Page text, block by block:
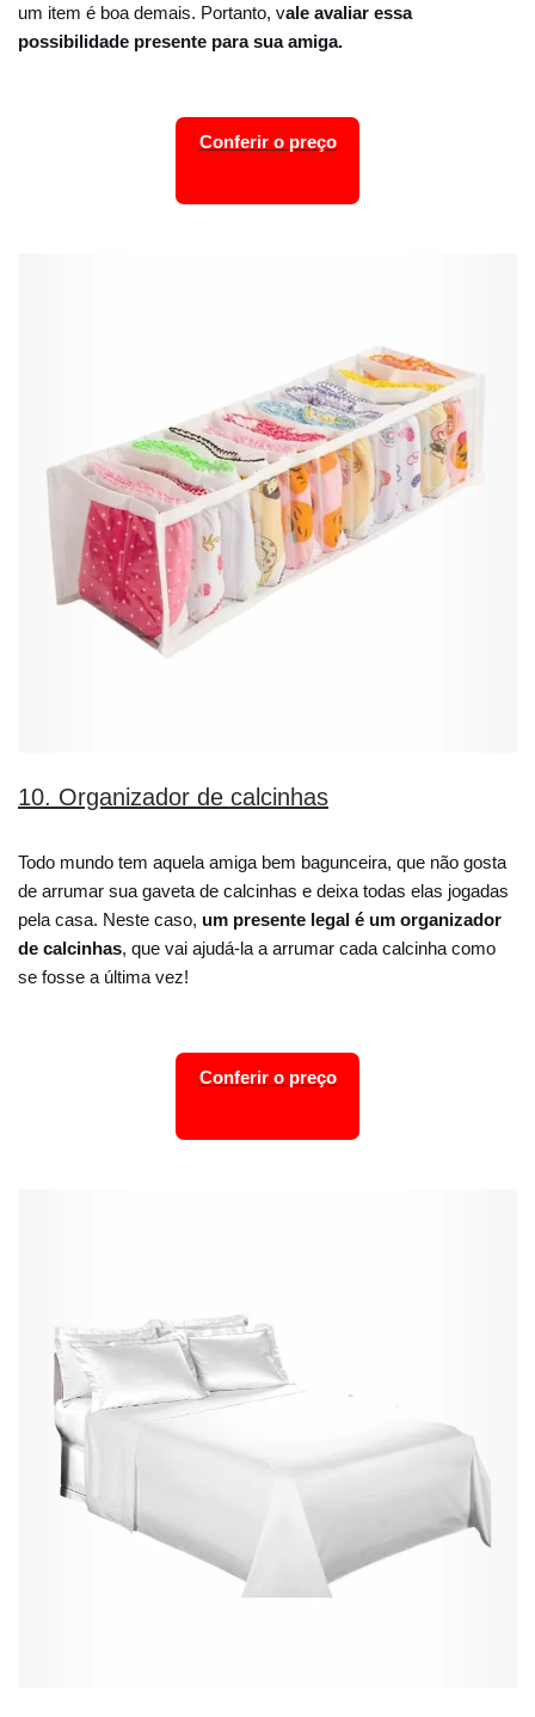
um item é boa demais. Portanto, vale avaliar essa
possibilidade presente para sua amiga.
Conferir o preço
10. Organizador de calcinhas
Todo mundo tem aquela amiga bem bagunceira, que não gosta
de arrumar sua gaveta de calcinhas e deixa todas elas jogadas
pela casa. Neste caso, um presente legal é um organizador
de calcinhas, que vai ajudá-la a arrumar cada calcinha como
se fosse a última vez!
Conferir o preço